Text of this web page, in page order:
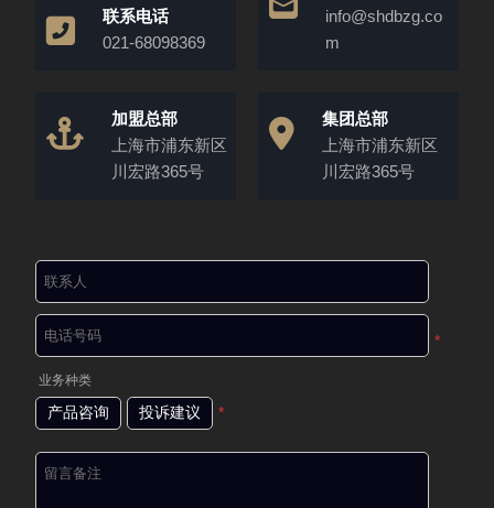
联系电话
021-68098369
info@shdbzg.co
m
加盟总部
上海市浦东新区
川宏路365号
集团总部
上海市浦东新区
川宏路365号
*
业务种类
产品咨询 投诉建议 *